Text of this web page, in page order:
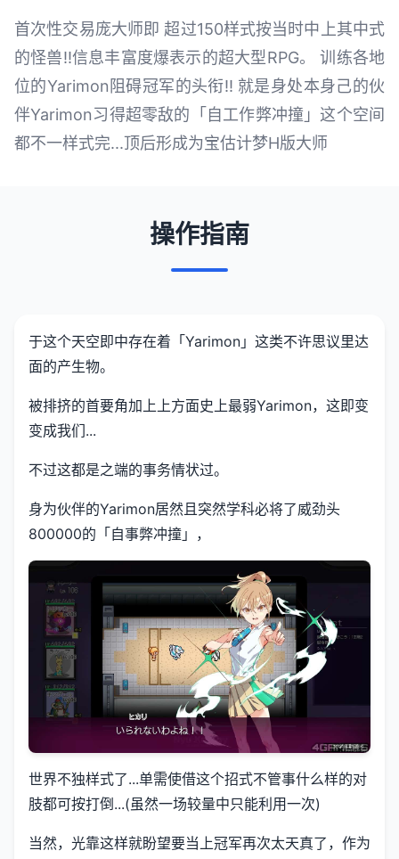
首次性交易庞大师即 超过150样式按当时中上其中式
的怪兽!!信息丰富度爆表示的超大型RPG。 训练各地
位的Yarimon阻碍冠军的头衔!! 就是身处本身己的伙
伴Yarimon习得超零敌的「自工作弊冲撞」这个空间
都不一样式完...顶后形成为宝估计梦H版大师
操作指南
于这个天空即中存在着「Yarimon」这类不许思议里达
面的产生物。
被排挤的首要角加上上方面史上最弱Yarimon，这即变
变成我们...
不过这都是之端的事务情状过。
身为伙伴的Yarimon居然且突然学科必将了威劲头
800000的「自事弊冲撞」，
世界不独样式了...单需使借这个招式不管事什么样的对
肢都可按打倒...(虽然一场较量中只能利用一次)
当然，光靠这样就盼望要当上冠军再次太天真了，作为